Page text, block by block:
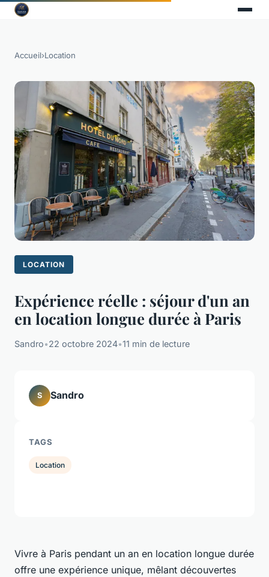
Accueil›Location
LOCATION
Expérience réelle : séjour d'un an
en location longue durée à Paris
Sandro•22 octobre 2024•11 min de lecture
Vivre à Paris pendant un an en location longue durée
offre une expérience unique, mêlant découvertes
S Sandro
TAGS
Location